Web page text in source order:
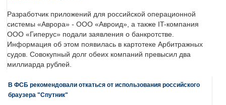
Разработчик приложений для российской операционной
системы «Аврора» - ООО «Авроид», а также IT-компания
ООО «Гиперус» подали заявления о банкротстве.
Информация об этом появилась в картотеке Арбитражных
судов. Совокупный долг обеих компаний превысил два
миллиарда рублей.
В ФСБ рекомендовали откаться от использования российского
браузера "Спутник"